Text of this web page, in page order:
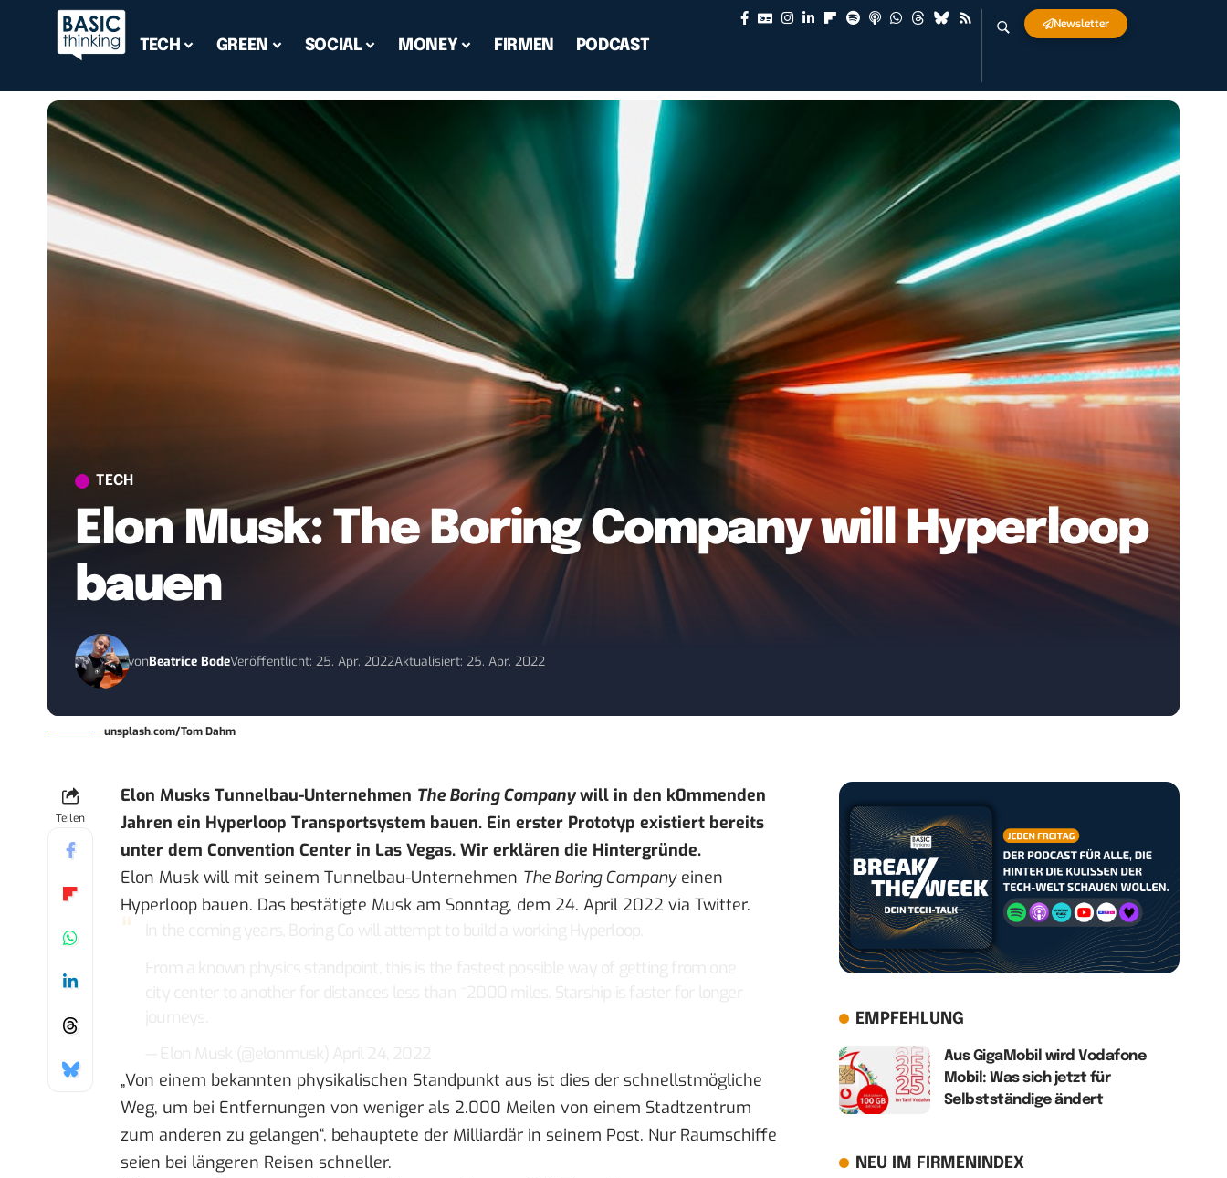
TECH GREEN SOCIAL MONEY FIRMEN PODCAST
Newsletter
TECH
Elon Musk: The Boring Company will Hyperloop
bauen
vonBeatrice BodeVeröffentlicht: 25. Apr. 2022Aktualisiert: 25. Apr. 2022
unsplash.com/Tom Dahm
Teilen
Elon Musks Tunnelbau-Unternehmen The Boring Companywill in den k0mmenden
Jahren ein Hyperloop Transportsystem bauen. Ein erster Prototyp existiert bereits
unter dem Convention Center in Las Vegas. Wir erklären die Hintergründe.
Elon Musk will mit seinem Tunnelbau-Unternehmen The Boring Companyeinen
Hyperloop bauen. Das bestätigte Musk am Sonntag, dem 24. April 2022 via Twitter.
„Von einem bekannten physikalischen Standpunkt aus ist dies der schnellstmögliche
Weg, um bei Entfernungen von weniger als 2.000 Meilen von einem Stadtzentrum
zum anderen zu gelangen“, behauptete der Milliardär in seinem Post. Nur Raumschiffe
seien bei längeren Reisen schneller.
EMPFEHLUNG
Aus GigaMobil wird Vodafone
Mobil: Was sich jetzt für
Selbstständige ändert
NEU IM FIRMENINDEX